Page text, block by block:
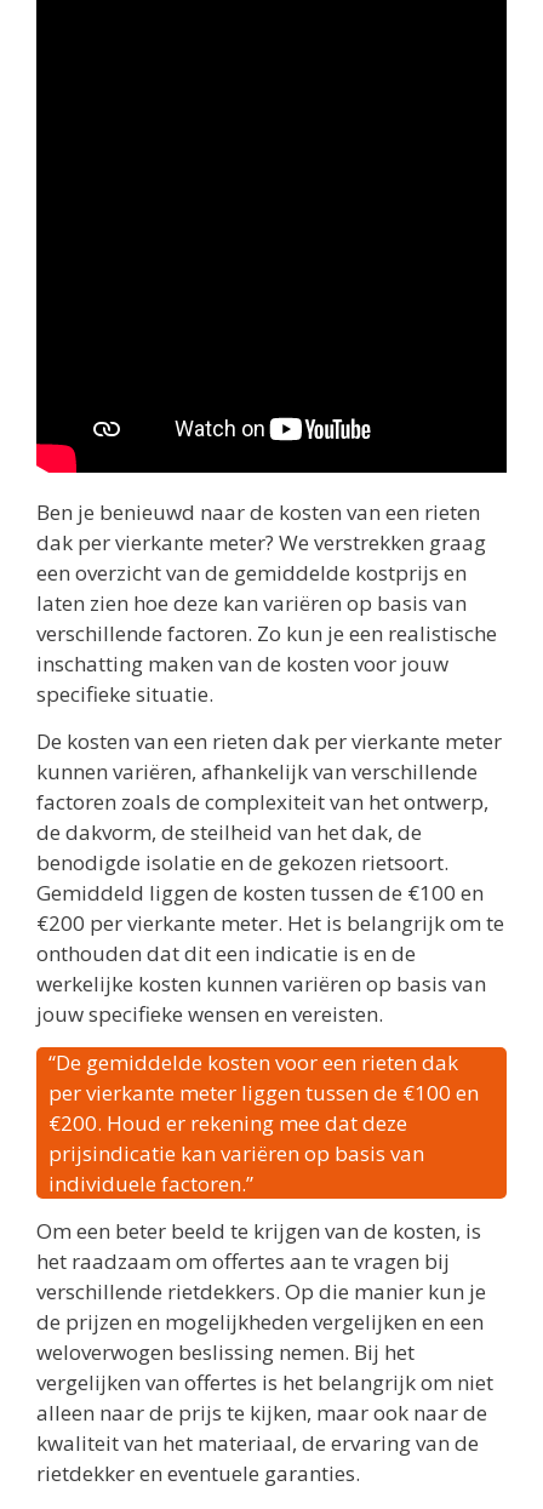
Ben je benieuwd naar de kosten van een rieten
dak per vierkante meter? We verstrekken graag
een overzicht van de gemiddelde kostprijs en
laten zien hoe deze kan variëren op basis van
verschillende factoren. Zo kun je een realistische
inschatting maken van de kosten voor jouw
specifieke situatie.
De kosten van een rieten dak per vierkante meter
kunnen variëren, afhankelijk van verschillende
factoren zoals de complexiteit van het ontwerp,
de dakvorm, de steilheid van het dak, de
benodigde isolatie en de gekozen rietsoort.
Gemiddeld liggen de kosten tussen de €100 en
€200 per vierkante meter. Het is belangrijk om te
onthouden dat dit een indicatie is en de
werkelijke kosten kunnen variëren op basis van
jouw specifieke wensen en vereisten.
“De gemiddelde kosten voor een rieten dak
per vierkante meter liggen tussen de €100 en
€200. Houd er rekening mee dat deze
prijsindicatie kan variëren op basis van
individuele factoren.”
Om een beter beeld te krijgen van de kosten, is
het raadzaam om offertes aan te vragen bij
verschillende rietdekkers. Op die manier kun je
de prijzen en mogelijkheden vergelijken en een
weloverwogen beslissing nemen. Bij het
vergelijken van offertes is het belangrijk om niet
alleen naar de prijs te kijken, maar ook naar de
kwaliteit van het materiaal, de ervaring van de
rietdekker en eventuele garanties.